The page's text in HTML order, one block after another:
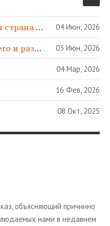
Исландия – самая дорогая страна в МИРЕ! 04 Июн, 2026
Больше самбанда (хорошего и разного)! 03 Июн, 2026
04 Мар, 2026
16 Фев, 2026
08 Окт, 2025
объясняющий причинно
нами в недавнем